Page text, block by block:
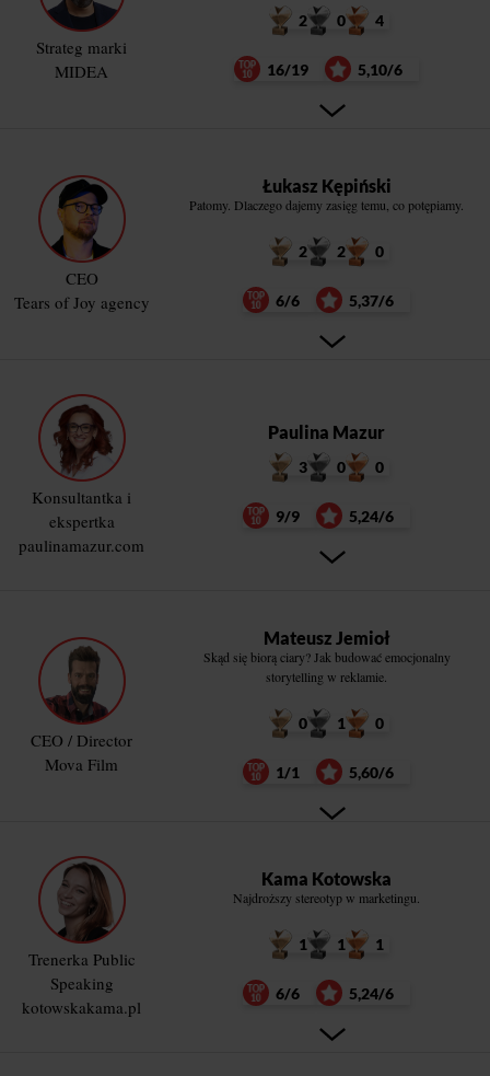
Strateg marki
MIDEA
2 0 4
16/19 5,10/6
CEO
Tears of Joy agency
Łukasz Kępiński
Patomy. Dlaczego dajemy zasięg temu, co potępiamy.
2 2 0
6/6 5,37/6
Konsultantka i
ekspertka
paulinamazur.com
Paulina Mazur
3 0 0
9/9 5,24/6
CEO / Director
Mova Film
Mateusz Jemioł
Skąd się biorą ciary? Jak budować emocjonalny
storytelling w reklamie.
0 1 0
1/1 5,60/6
Trenerka Public
Speaking
kotowskakama.pl
Kama Kotowska
Najdroższy stereotyp w marketingu.
1 1 1
6/6 5,24/6